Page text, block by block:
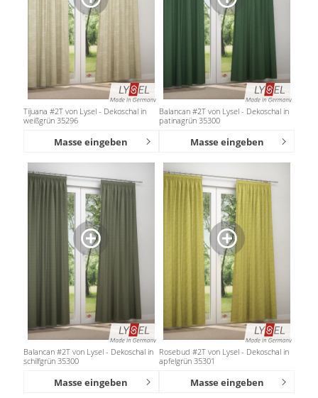
Tijuana #2T von Lysel - Dekoschal in
weißgrün 35296
Masse eingeben
Balancan #2T von Lysel - Dekoschal in
patinagrün 35300
Masse eingeben
Balancan #2T von Lysel - Dekoschal in
schilfgrün 35300
Masse eingeben
Rosebud #2T von Lysel - Dekoschal in
apfelgrün 35301
Masse eingeben